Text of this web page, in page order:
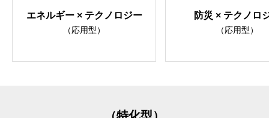
エネルギー × テクノロジー
（応用型）
防災 × テクノロ
（応用型）